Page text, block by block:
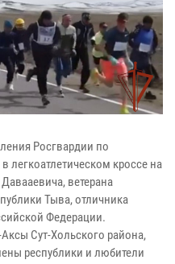
Росгвардии по
легкоатлетическом кроссе на
ветерана
Тыва, отличника
Федерации.
Сут-Хольского района,
республики и любители